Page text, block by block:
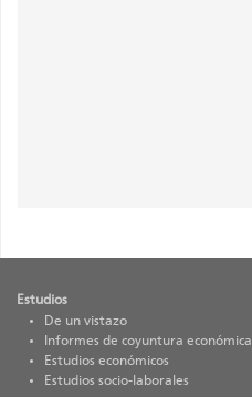
Estudios
De un vistazo
Informes de coyuntura económica
Estudios económicos
Estudios socio-laborales